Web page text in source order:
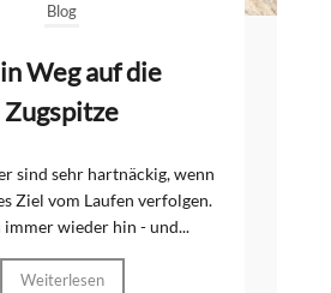
Blog
Weg auf die
Zugspitze
sind sehr hartnäckig, wenn
Ziel vom Laufen verfolgen.
immer wieder hin - und...
Weiterlesen